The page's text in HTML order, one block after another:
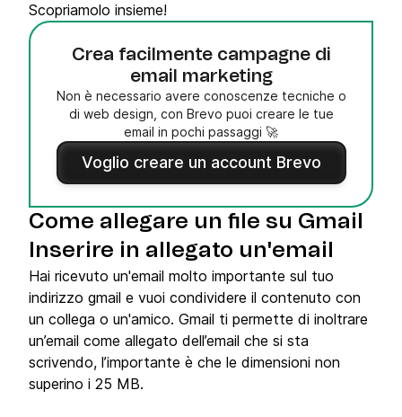
Scopriamolo insieme!
Crea facilmente campagne di
email marketing
Non è necessario avere conoscenze tecniche o
di web design, con Brevo puoi creare le tue
email in pochi passaggi 🚀
Voglio creare un account Brevo
Come allegare un file su Gmail
Inserire in allegato un'email
Hai ricevuto un'email molto importante sul tuo
indirizzo gmail e vuoi condividere il contenuto con
un collega o un'amico. Gmail ti permette di inoltrare
un’email come allegato dell’email che si sta
scrivendo, l’importante è che le dimensioni non
superino i 25 MB.